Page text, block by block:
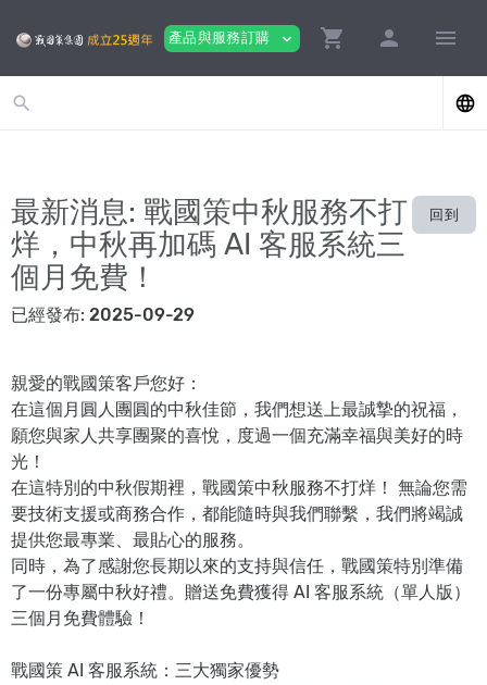
產品與服務訂購 expand_more shopping_cart person menu
search language
回到
最新消息: 戰國策中秋服務不打
烊，中秋再加碼 AI 客服系統三
個月免費！
已經發布: 2025-09-29
親愛的戰國策客戶您好：
在這個月圓人團圓的中秋佳節，我們想送上最誠摯的祝福，
願您與家人共享團聚的喜悅，度過一個充滿幸福與美好的時
光！
在這特別的中秋假期裡，戰國策中秋服務不打烊！ 無論您需
要技術支援或商務合作，都能隨時與我們聯繫，我們將竭誠
提供您最專業、最貼心的服務。
同時，為了感謝您長期以來的支持與信任，戰國策特別準備
了一份專屬中秋好禮。贈送免費獲得 AI 客服系統（單人版）
三個月免費體驗！
戰國策 AI 客服系統：三大獨家優勢